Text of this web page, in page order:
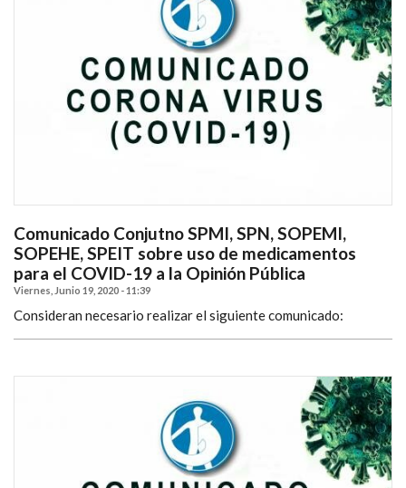
Comunicado Conjutno SPMI, SPN, SOPEMI,
SOPEHE, SPEIT sobre uso de medicamentos
para el COVID-19 a la Opinión Pública
Viernes, Junio 19, 2020 - 11:39
Consideran necesario realizar el siguiente comunicado: